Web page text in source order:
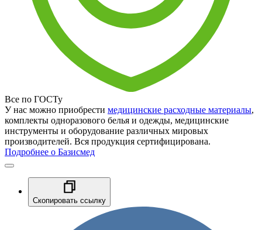
Все по ГОСТу
У нас можно приобрести медицинские расходные материалы,
комплекты одноразового белья и одежды, медицинские
инструменты и оборудование различных мировых
производителей. Вся продукция сертифицирована.
Подробнее о Базисмед
Скопировать ссылку